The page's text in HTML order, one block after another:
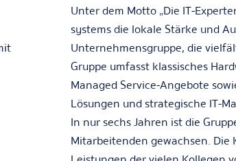
Unter dem Motto „Die IT-
systems die lokale Stärke und
Unternehmensgruppe, die
Gruppe umfasst klassisches
Managed Service-Angebote
Lösungen und strategische IT-
In nur sechs Jahren ist die
Mitarbeitenden gewachsen.